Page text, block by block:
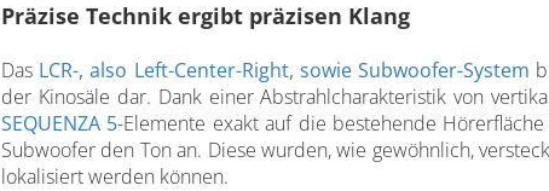
Präzise Technik ergibt präzisen Klang
Das LCR-, also Left-Center-Right, sowie Subwoofer-System
der Kinosäle dar. Dank einer Abstrahlcharakteristik von
SEQUENZA 5-Elemente exakt auf die bestehende
Subwoofer den Ton an. Diese wurden, wie gewöhnlich,
lokalisiert werden können.